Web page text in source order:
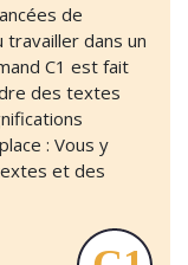
de
travailler dans un
C1 est fait
des textes
: Vous y
et des